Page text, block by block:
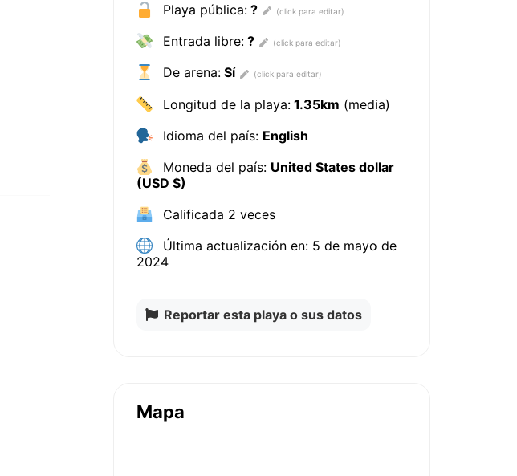
Playa pública: ?
Entrada libre: ?
De arena: Sí
Longitud de la playa: 1.35km (media)
Idioma del país: English
Moneda del país: United States dollar
(USD $)
Calificada 2 veces
Última actualización en: 5 de mayo de
2024
Reportar esta playa o sus datos
Mapa